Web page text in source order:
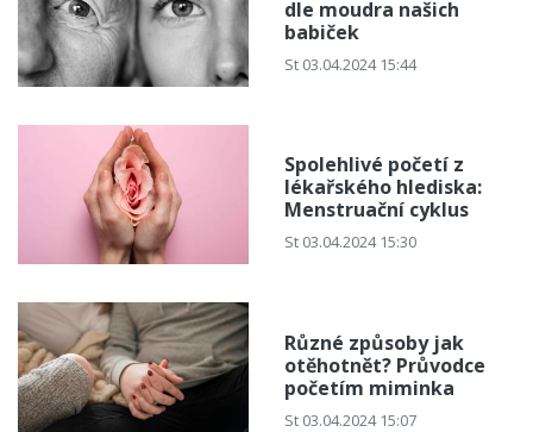
dle moudra našich
babiček
St 03.04.2024 15:44
Spolehlivé početí z
lékařského hlediska:
Menstruační cyklus
St 03.04.2024 15:30
Různé způsoby jak
otěhotnět? Průvodce
početím miminka
St 03.04.2024 15:07